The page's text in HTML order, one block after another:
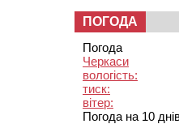
ПОГОДА
Погода
Черкаси
вологість:
тиск:
вітер:
Погода на 10